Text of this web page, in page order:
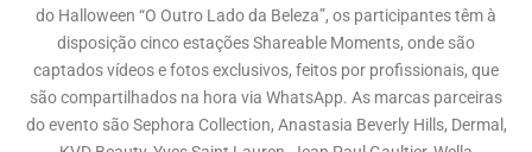
do Halloween “O Outro Lado da Beleza”, os participantes têm à
disposição cinco estações Shareable Moments, onde são
captados vídeos e fotos exclusivos, feitos por profissionais, que
são compartilhados na hora via WhatsApp. As marcas parceiras
do evento são Sephora Collection, Anastasia Beverly Hills, Dermal,